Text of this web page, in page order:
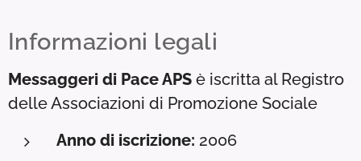
Informazioni legali
Messaggeri di Pace APS è iscritta al Registro
delle Associazioni di Promozione Sociale
Anno di iscrizione: 2006